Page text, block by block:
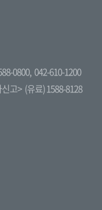
0800, 042-610-1200
고> (유료) 1588-8128